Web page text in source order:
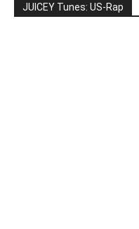
JUICEY Tunes: US-Rap